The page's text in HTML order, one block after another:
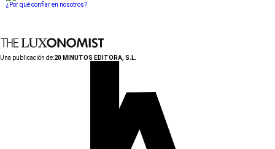
¿Por qué confiar en nosotros?
Una publicación de:20 MINUTOS EDITORA, S.L.